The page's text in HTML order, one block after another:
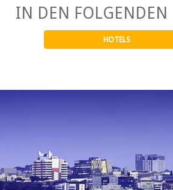
IN DEN FOLGENDEN
HOTELS